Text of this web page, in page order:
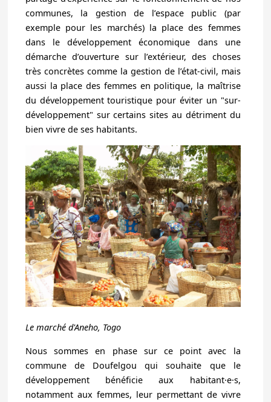
communes, la gestion de l’espace public (par
exemple pour les marchés) la place des femmes
dans le développement économique dans une
démarche d’ouverture sur l’extérieur, des choses
très concrètes comme la gestion de l’état-civil, mais
aussi la place des femmes en politique, la maîtrise
du développement touristique pour éviter un "sur-
développement" sur certains sites au détriment du
bien vivre de ses habitants.
Le marché d'Aneho, Togo
Nous sommes en phase sur ce point avec la
commune de Doufelgou qui souhaite que le
développement bénéficie aux habitant·e·s,
notamment aux femmes, leur permettant de vivre